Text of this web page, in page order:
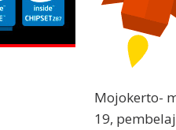
Mojokerto-
19,